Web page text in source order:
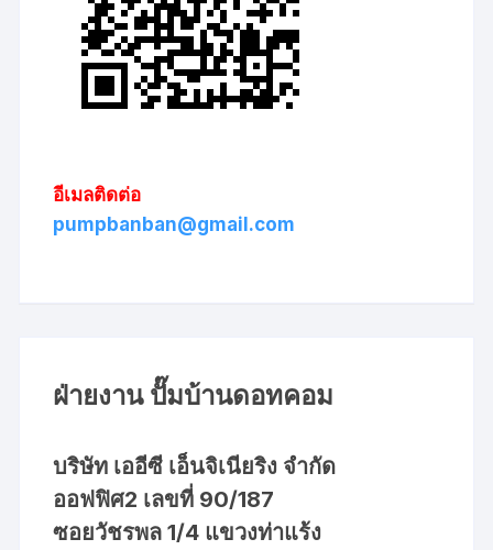
อีเมลติดต่อ
pumpbanban@gmail.com
ฝ่ายงาน ปั๊มบ้านดอทคอม
บริษัท เออีซี เอ็นจิเนียริง จำกัด
ออฟฟิศ2 เลขที่ 90/187
ซอยวัชรพล 1/4 แขวงท่าแร้ง